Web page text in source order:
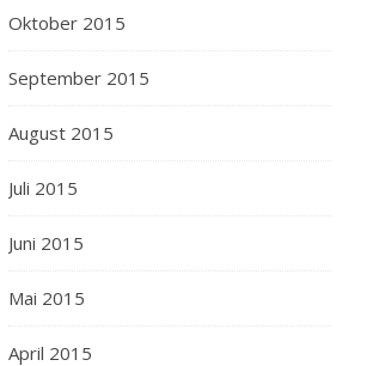
Oktober 2015
September 2015
August 2015
Juli 2015
Juni 2015
Mai 2015
April 2015